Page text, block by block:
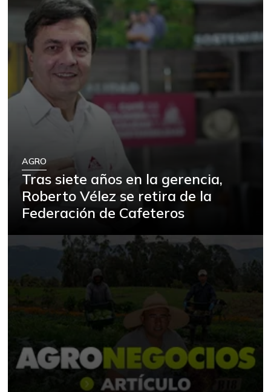
AGRO
Tras siete años en la gerencia,
Roberto Vélez se retira de la
Federación de Cafeteros